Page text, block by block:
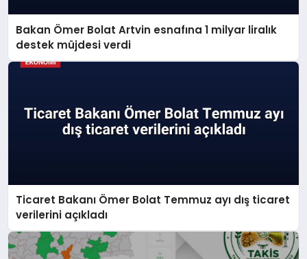
Bakan Ömer Bolat Artvin esnafına 1 milyar liralık
destek müjdesi verdi
Ticaret Bakanı Ömer Bolat Temmuz ayı dış ticaret
verilerini açıkladı